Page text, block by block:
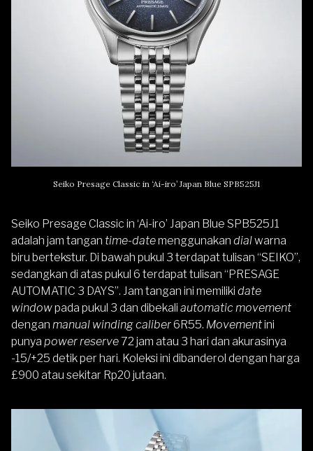
Seiko Presage Classic in ‘Ai-iro’ Japan Blue SPB525J1
Seiko Presage Classic in ‘Ai-iro’ Japan Blue SPB525J1
adalah jam tangan time-datemenggunakan dialwarna
biru bertekstur. Di bawah pukul 3 terdapat tulisan “SEIKO”,
sedangkan di atas pukul 6 terdapat tulisan “PRESAGE
AUTOMATIC 3 DAYS”. Jam tangan ini memiliki date
windowpada pukul 3 dan dibekali automatic movement
dengan manual winding caliber6R55. Movementini
punya power reserve72 jam atau 3 hari dan akurasinya
-15/+25 detik per hari. Koleksi ini dibanderol dengan harga
£900 atau sekitar Rp20 jutaan.